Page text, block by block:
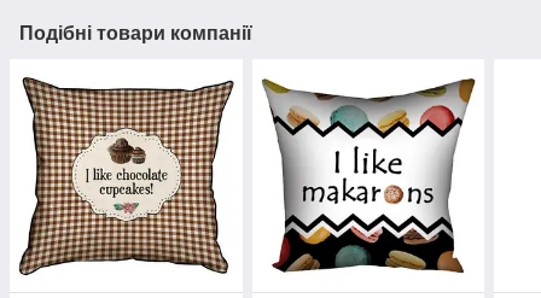
Подібні товари компанії